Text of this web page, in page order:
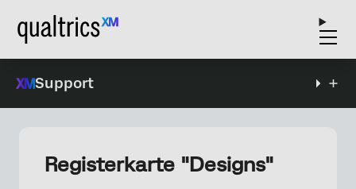
Support
Registerkarte "Designs"